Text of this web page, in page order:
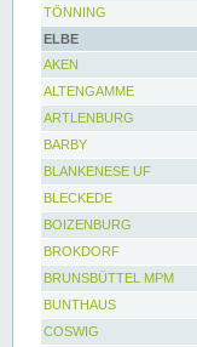
TÖNNING
ELBE
AKEN
ALTENGAMME
ARTLENBURG
BARBY
BLANKENESE UF
BLECKEDE
BOIZENBURG
BROKDORF
BRUNSBÜTTEL MPM
BUNTHAUS
COSWIG